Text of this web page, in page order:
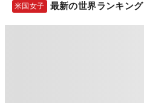
米国女子 最新の世界ランキング